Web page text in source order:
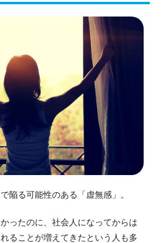
陥る可能性のある「虚無感」。
ったのに、社会人になってからは
ることが増えてきたという人も多